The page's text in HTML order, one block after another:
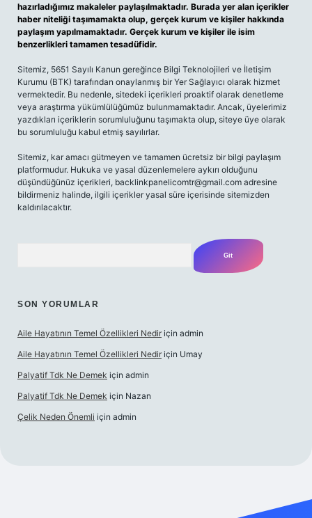
hazırladığımız makaleler paylaşılmaktadır. Burada yer alan içerikler
haber niteliği taşımamakta olup, gerçek kurum ve kişiler hakkında
paylaşım yapılmamaktadır. Gerçek kurum ve kişiler ile isim
benzerlikleri tamamen tesadüfidir.
Sitemiz, 5651 Sayılı Kanun gereğince Bilgi Teknolojileri ve İletişim
Kurumu (BTK) tarafından onaylanmış bir Yer Sağlayıcı olarak hizmet
vermektedir. Bu nedenle, sitedeki içerikleri proaktif olarak denetleme
veya araştırma yükümlülüğümüz bulunmamaktadır. Ancak, üyelerimiz
yazdıkları içeriklerin sorumluluğunu taşımakta olup, siteye üye olarak
bu sorumluluğu kabul etmiş sayılırlar.
Sitemiz, kar amacı gütmeyen ve tamamen ücretsiz bir bilgi paylaşım
platformudur. Hukuka ve yasal düzenlemelere aykırı olduğunu
düşündüğünüz içerikleri, backlinkpanelicomtr@gmail.com adresine
bildirmeniz halinde, ilgili içerikler yasal süre içerisinde sitemizden
kaldırılacaktır.
SON YORUMLAR
Aile Hayatının Temel Özellikleri Nedir için admin
Aile Hayatının Temel Özellikleri Nedir için Umay
Palyatif Tdk Ne Demek için admin
Palyatif Tdk Ne Demek için Nazan
Çelik Neden Önemli için admin